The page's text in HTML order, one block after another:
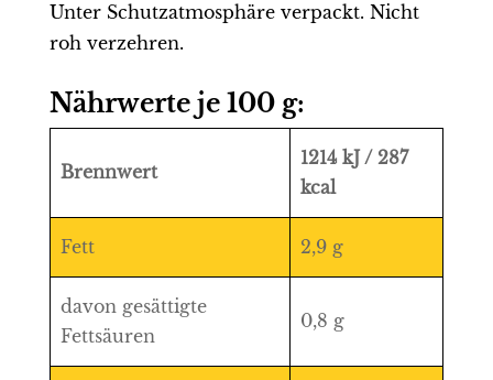
Unter Schutzatmosphäre verpackt. Nicht
roh verzehren.
Nährwerte je 100 g:
Brennwert
1214 kJ / 287
kcal
Fett 2,9 g
davon gesättigte
Fettsäuren
0,8 g